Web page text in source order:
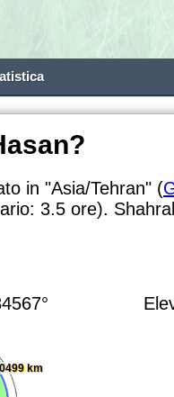
in "Asia/Tehran" (
3.5 ore).
km